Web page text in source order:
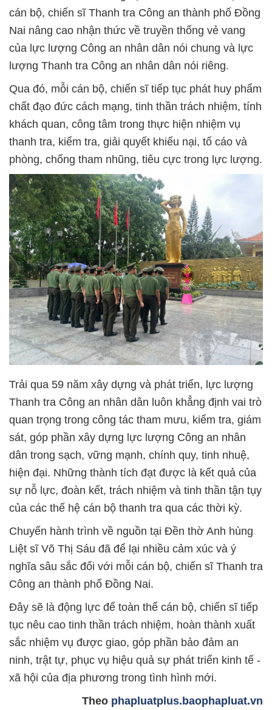
cán bộ, chiến sĩ Thanh tra Công an thành phố Đồng
Nai nâng cao nhận thức về truyền thống vẻ vang
của lực lượng Công an nhân dân nói chung và lực
lượng Thanh tra Công an nhân dân nói riêng.
Qua đó, mỗi cán bộ, chiến sĩ tiếp tục phát huy phẩm
chất đạo đức cách mạng, tinh thần trách nhiệm, tính
khách quan, công tâm trong thực hiện nhiệm vụ
thanh tra, kiểm tra, giải quyết khiếu nại, tố cáo và
phòng, chống tham nhũng, tiêu cực trong lực lượng.
Trải qua 59 năm xây dựng và phát triển, lực lượng
Thanh tra Công an nhân dân luôn khẳng định vai trò
quan trọng trong công tác tham mưu, kiểm tra, giám
sát, góp phần xây dựng lực lượng Công an nhân
dân trong sạch, vững mạnh, chính quy, tinh nhuệ,
hiện đại. Những thành tích đạt được là kết quả của
sự nỗ lực, đoàn kết, trách nhiệm và tinh thần tận tụy
của các thế hệ cán bộ thanh tra qua các thời kỳ.
Chuyến hành trình về nguồn tại Đền thờ Anh hùng
Liệt sĩ Võ Thị Sáu đã để lại nhiều cảm xúc và ý
nghĩa sâu sắc đối với mỗi cán bộ, chiến sĩ Thanh tra
Công an thành phố Đồng Nai.
Đây sẽ là động lực để toàn thể cán bộ, chiến sĩ tiếp
tục nêu cao tinh thần trách nhiệm, hoàn thành xuất
sắc nhiệm vụ được giao, góp phần bảo đảm an
ninh, trật tự, phục vụ hiệu quả sự phát triển kinh tế -
xã hội của địa phương trong tình hình mới.
Theo phapluatplus.baophapluat.vn